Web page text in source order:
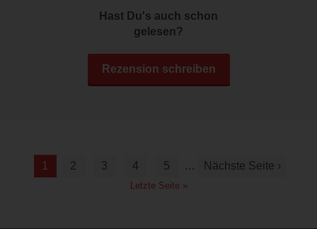
Hast Du's auch schon
gelesen?
Rezension schreiben
1 2 3 4 5 … Nächste Seite ›
Letzte Seite »